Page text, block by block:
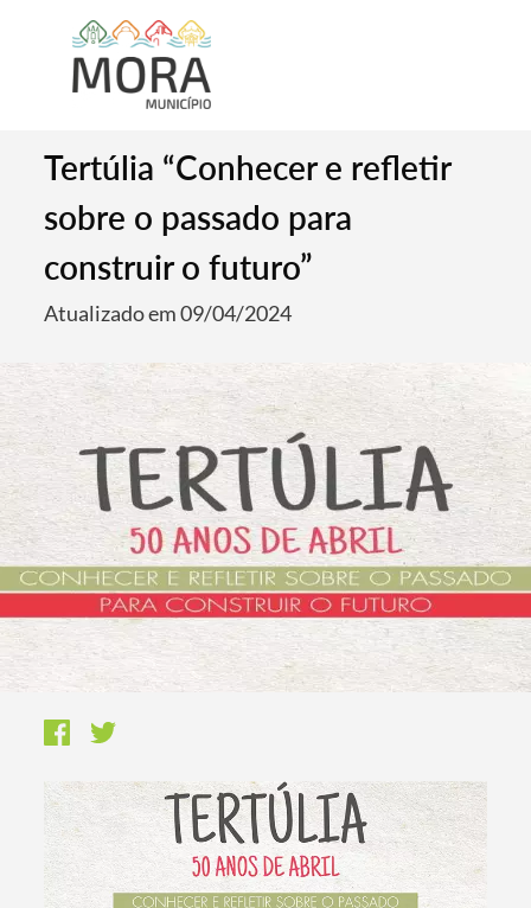
Tertúlia “Conhecer e refletir
sobre o passado para
construir o futuro”
Atualizado em 09/04/2024